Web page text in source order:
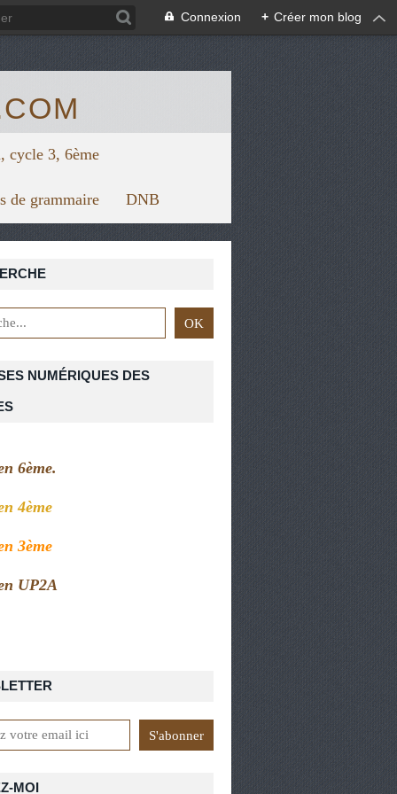
Connexion + Créer mon blog
cycle 3, 6ème
de grammaire DNB
,PROGRAMME DE 3ÈME
MOI
NUMÉRIQUES DES
6ème.
4ème
3ème
UP2A
5f67624879626a0d7128f1bc/horizontal-